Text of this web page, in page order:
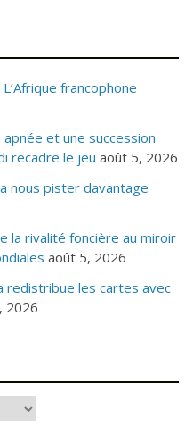
francophone
et une succession
recadre le jeu août 5, 2026
nous pister davantage
la rivalité foncière au miroir
août 5, 2026
redistribue les cartes avec
2026